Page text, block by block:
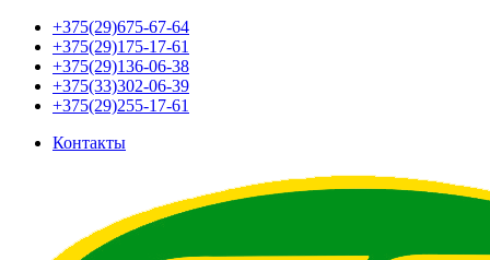
+375(29)675-67-64
+375(29)175-17-61
+375(29)136-06-38
+375(33)302-06-39
+375(29)255-17-61
Контакты